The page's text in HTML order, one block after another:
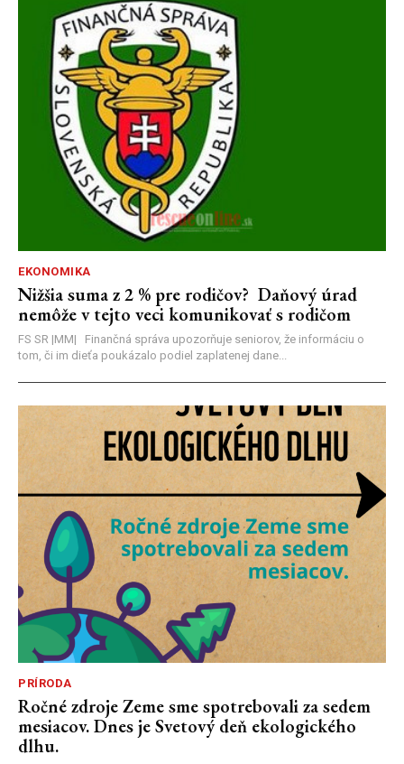
EKONOMIKA
Nižšia suma z 2 % pre rodičov? Daňový úrad
nemôže v tejto veci komunikovať s rodičom
FS SR |MM| Finančná správa upozorňuje seniorov, že informáciu o
tom, či im dieťa poukázalo podiel zaplatenej dane...
PRÍRODA
Ročné zdroje Zeme sme spotrebovali za sedem
mesiacov. Dnes je Svetový deň ekologického
dlhu.